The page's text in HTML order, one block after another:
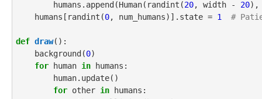
        humans.append(Human(randint(
20, width - 20),
    humans[randint(
0, num_humans)].state = 1 #
def draw():
    background(
0)
for human in humans:
for other in humans: